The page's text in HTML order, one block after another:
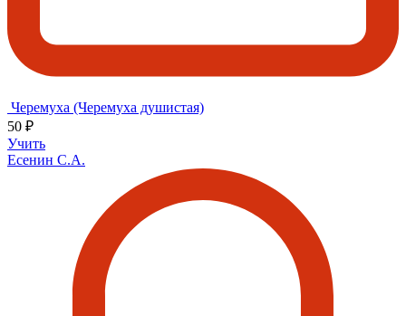
Черемуха (Черемуха душистая)
50 ₽
Учить
Есенин С.А.